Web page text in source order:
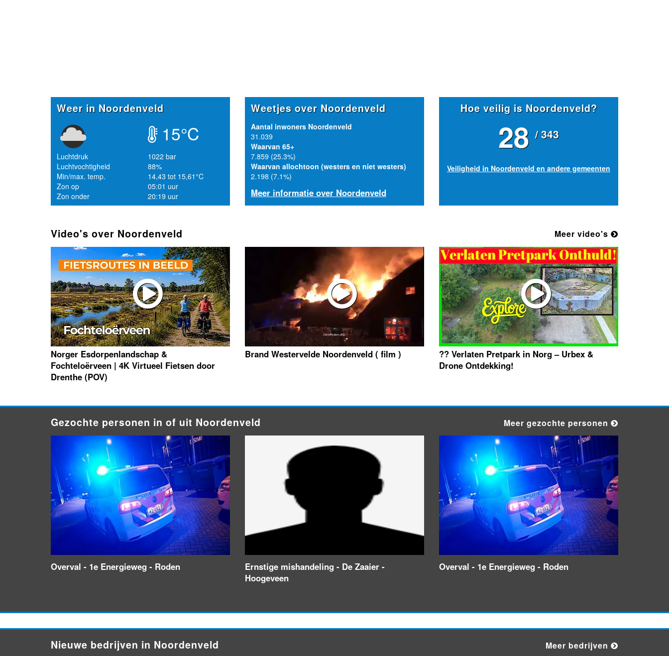
Weer in Noordenveld
15°C
Luchtdruk
1022 bar
Luchtvochtigheid
88%
Min/max. temp.
14,43 tot 15,61°C
Zon op
05:01 uur
Zon onder
20:19 uur
Weetjes over Noordenveld
Aantal inwoners Noordenveld
31.039
Waarvan 65+
7.859 (25.3%)
Waarvan allochtoon (westers en niet westers)
2.198 (7.1%)
Meer informatie over Noordenveld
Hoe veilig is Noordenveld?
28 / 343
Veiligheid in Noordenveld en andere gemeenten
Video's over Noordenveld Meer video's
Norger Esdorpenlandschap &
Fochteloërveen | 4K Virtueel Fietsen door
Drenthe (POV)
Brand Westervelde Noordenveld ( film )
?? Verlaten Pretpark in Norg – Urbex &
Drone Ontdekking!
Gezochte personen in of uit Noordenveld Meer gezochte personen
Overval - 1e Energieweg - Roden
Ernstige mishandeling - De Zaaier -
Hoogeveen
Overval - 1e Energieweg - Roden
Nieuwe bedrijven in Noordenveld Meer bedrijven